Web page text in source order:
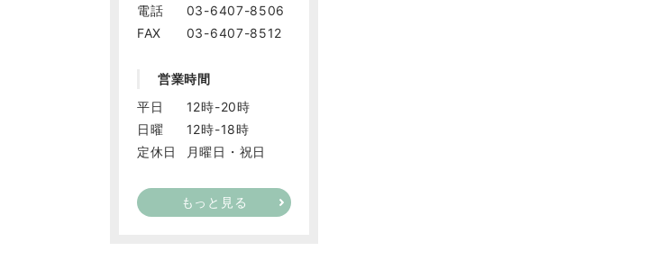
電話
03-6407-8506
FAX
03-6407-8512
営業時間
平日
12時-20時
日曜
12時-18時
定休日
月曜日・祝日
もっと見る